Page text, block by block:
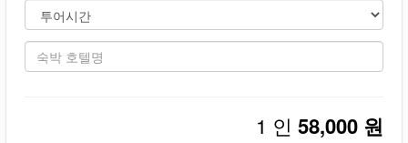
1 인 58,000 원